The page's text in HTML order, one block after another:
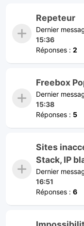
Repeteur
Dernier
15:36
Réponses : 2
Freebox
Dernier
15:38
Réponses : 5
Sites
Stack, IP
Dernier
16:51
Réponses : 6